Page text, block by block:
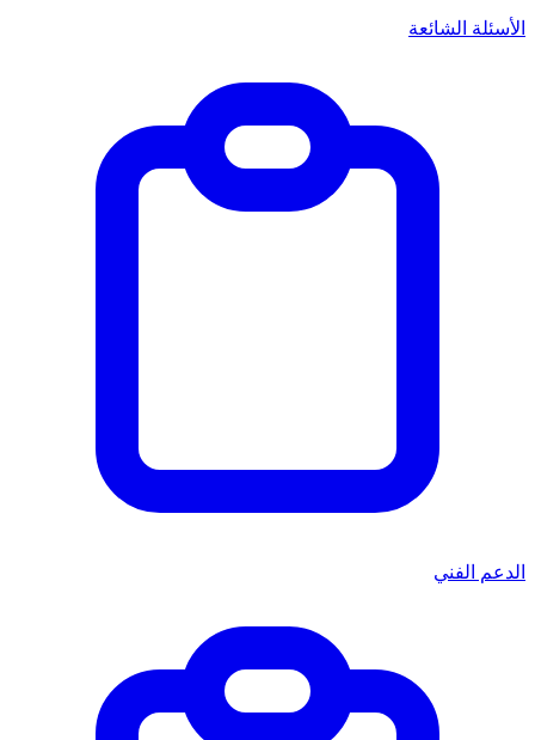
الأسئلة الشائعة
الدعم الفني